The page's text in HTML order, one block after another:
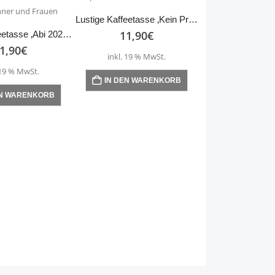
Lustige Kaffeetasse ‚Abi 2025‘ Reifeprüfung (klassisch, aber klingt ironisch), 330ml, Spülmaschinenfest, Keramik, Tasse Männer und Frauen
€
% MwSt.
WARENKORB
Lustige Kaffeetasse ‚Kein Problem‘ Scheinbar ist alles in Ordnung, 330ml, Spülmaschinenfest, Keramik
11,90€
inkl. 19 % MwSt.
IN DEN WARENKORB